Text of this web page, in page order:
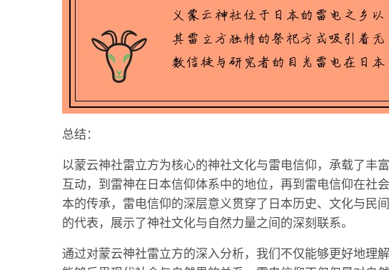
总结：
以蒙云神社雷立方为核心的神社文化与雷电信仰，承载了丰
互动，到雷神在日本信仰体系中的地位，再到雷电信仰在社
本的传承，雷电信仰的深层意义贯穿了日本历史、文化与民
的代表，展示了神社文化与自然力量之间的深刻联系。
通过对蒙云神社雷立方的深入分析，我们不仅能够更好地理